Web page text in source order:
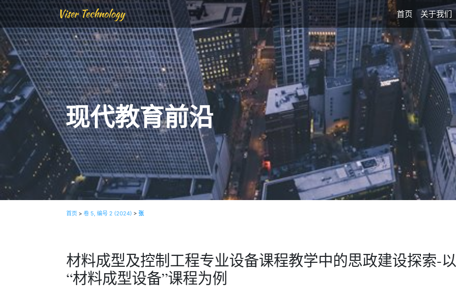
Viser Technology 首页 关于我们
现代教育前沿
首页 >卷 5, 编号 2 (2024) > 张
材料成型及控制工程专业设备课程教学中的思政建设探索-以
“材料成型设备”课程为例